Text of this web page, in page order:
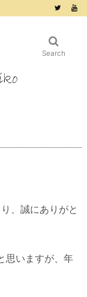
Search
、誠にありがと
思いますが、年